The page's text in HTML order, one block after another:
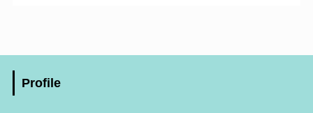
Profile